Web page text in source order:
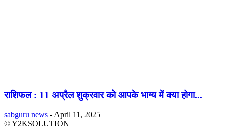
राशिफल : 11 अप्रैल शुक्रवार को आपके भाग्य में क्या होगा...
sabguru news - April 11, 2025
© Y2KSOLUTION